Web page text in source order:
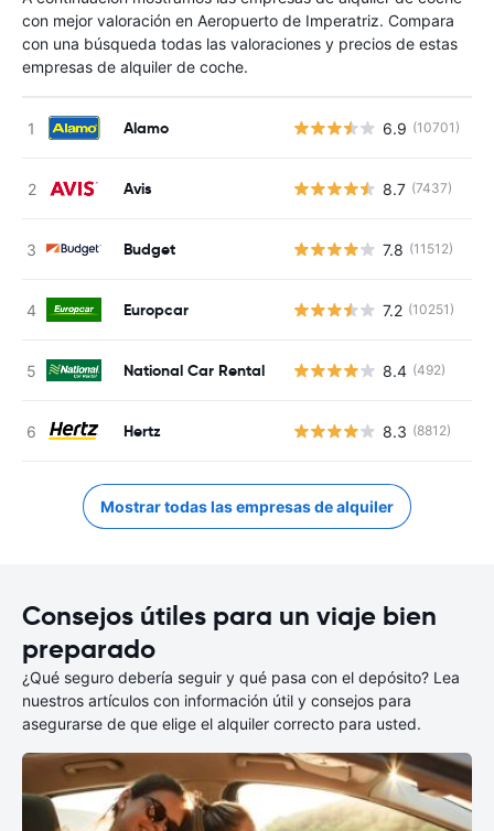
con mejor valoración en Aeropuerto de Imperatriz. Compara
con una búsqueda todas las valoraciones y precios de estas
empresas de alquiler de coche.
Alamo 6.9 (10701)
Avis 8.7 (7437)
Budget 7.8 (11512)
Europcar 7.2 (10251)
National Car Rental 8.4 (492)
Hertz 8.3 (8812)
Mostrar todas las empresas de alquiler
Consejos útiles para un viaje bien
preparado
¿Qué seguro debería seguir y qué pasa con el depósito? Lea
nuestros artículos con información útil y consejos para
asegurarse de que elige el alquiler correcto para usted.